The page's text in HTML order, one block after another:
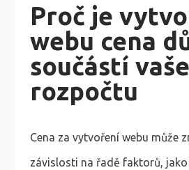
Proč je
webu cena
součástí
rozpočtu
Cena za vytvoření webu může
závislosti na řadě faktorů,